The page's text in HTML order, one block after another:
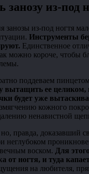
занозу из-под
занозы из-под ногтя
Инструменты
Единственное
можно короче, чтобы
поддеваем
вытащить ее целиком,
будет уже
кожного
ненавистной
правда, доказавший
неглубоком
воском. Для
от ногтя, и туда
на любителя,